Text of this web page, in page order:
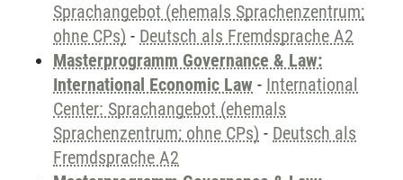
Sprachangebot (ehemals Sprachenzentrum;
ohne CPs) - Deutsch als Fremdsprache A2
Masterprogramm Governance & Law:
International Economic Law - International
Center: Sprachangebot (ehemals
Sprachenzentrum; ohne CPs) - Deutsch als
Fremdsprache A2